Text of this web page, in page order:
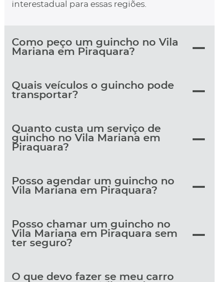
interestadual para essas regiões.
Como peço um guincho no Vila
Mariana em Piraquara?
Quais veículos o guincho pode
transportar?
Quanto custa um serviço de
guincho no Vila Mariana em
Piraquara?
Posso agendar um guincho no
Vila Mariana em Piraquara?
Posso chamar um guincho no
Vila Mariana em Piraquara sem
ter seguro?
O que devo fazer se meu carro